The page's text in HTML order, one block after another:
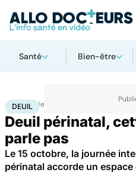
Santé Bien-être
Accueil Bien-être
DEUIL
Deuil périnatal,
parle pas
Le 15 octobre, la journée
périnatal accorde un